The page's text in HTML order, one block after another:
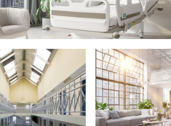
de
siège
Apparte
ments
de luxe